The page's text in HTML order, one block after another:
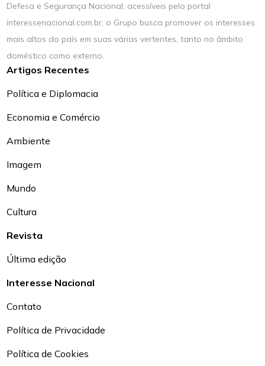
Defesa e Segurança Nacional, acessíveis pelo portal
interessenacional.com.br, o Grupo busca promover os interesses
mais altos do país em suas várias vertentes, tanto no âmbito
doméstico como externo.
Artigos Recentes
Política e Diplomacia
Economia e Comércio
Ambiente
Imagem
Mundo
Cultura
Revista
Última edição
Interesse Nacional
Contato
Política de Privacidade
Política de Cookies